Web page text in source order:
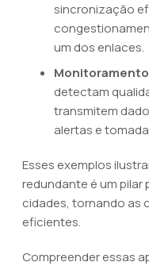
sincronização
um dos enlaces.
detectam
transmitem
alertas e
Esses exemplos
redundante é um
cidades, tornando as
eficientes.
Compreender essas